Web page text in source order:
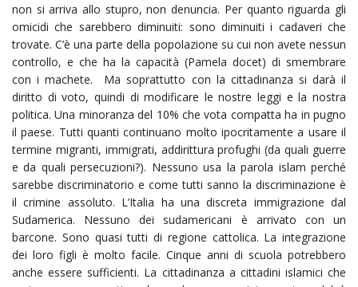
non si arriva allo stupro, non denuncia. Per quanto riguarda gli
omicidi che sarebbero diminuiti: sono diminuiti i cadaveri che
trovate. C’è una parte della popolazione su cui non avete nessun
controllo, e che ha la capacità (Pamela docet) di smembrare
con i machete. Ma soprattutto con la cittadinanza si darà il
diritto di voto, quindi di modificare le nostre leggi e la nostra
politica. Una minoranza del 10% che vota compatta ha in pugno
il paese. Tutti quanti continuano molto ipocritamente a usare il
termine migranti, immigrati, addirittura profughi (da quali guerre
e da quali persecuzioni?). Nessuno usa la parola islam perché
sarebbe discriminatorio e come tutti sanno la discriminazione è
il crimine assoluto. L’Italia ha una discreta immigrazione dal
Sudamerica. Nessuno dei sudamericani è arrivato con un
barcone. Sono quasi tutti di regione cattolica. La integrazione
dei loro figli è molto facile. Cinque anni di scuola potrebbero
anche essere sufficienti. La cittadinanza a cittadini islamici che